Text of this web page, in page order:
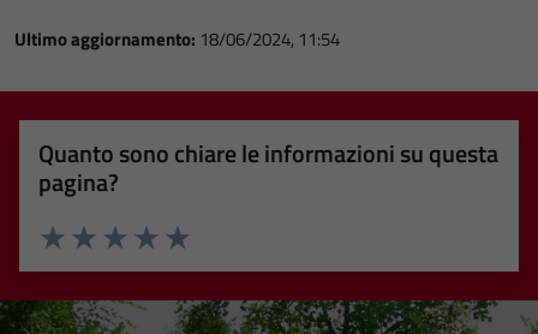
Ultimo aggiornamento: 18/06/2024, 11:54
Quanto sono chiare le informazioni su questa
pagina?
Valuta 5 stelle su 5
Valuta 4 stelle su 5
Valuta 3 stelle su 5
Valuta 2 stelle su 5
Valuta 1 stelle su 5